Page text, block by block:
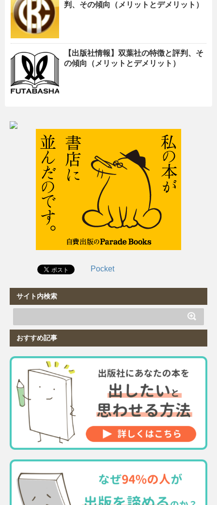
判、その傾向（メリットとデメリット）
【出版社情報】双葉社の特徴と評判、そ
の傾向（メリットとデメリット）
Pocket
サイト内検索
おすすめ記事